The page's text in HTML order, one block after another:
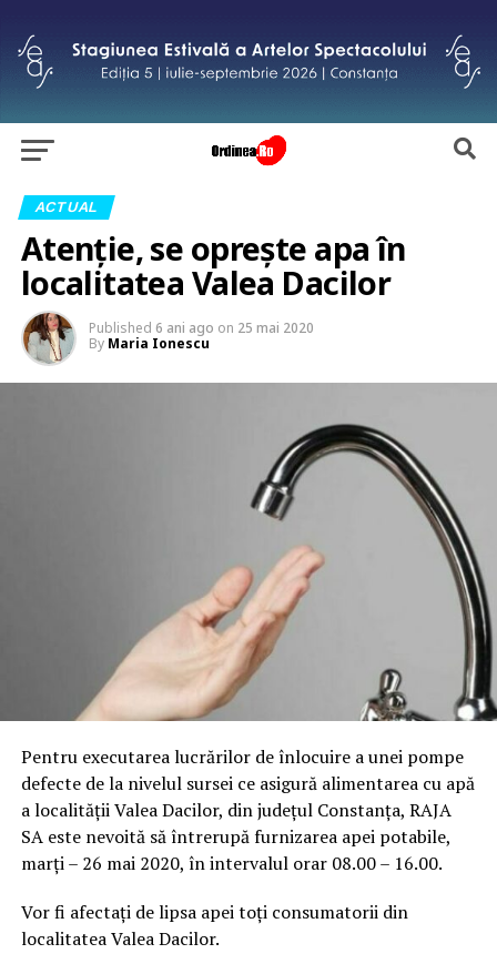
ACTUAL
Atenție, se oprește apa în
localitatea Valea Dacilor
Published 6 ani ago on 25 mai 2020
By Maria Ionescu
Pentru executarea lucrărilor de înlocuire a unei pompe
defecte de la nivelul sursei ce asigură alimentarea cu apă
a localității Valea Dacilor, din județul Constanța, RAJA
SA este nevoită să întrerupă furnizarea apei potabile,
marți – 26 mai 2020, în intervalul orar 08.00 – 16.00.
Vor fi afectaţi de lipsa apei toți consumatorii din
localitatea Valea Dacilor.